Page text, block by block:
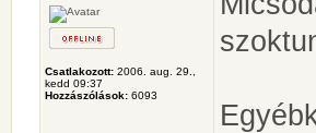
Csatlakozott: 2006. aug. 29.,
kedd 09:37
Hozzászólások: 6093